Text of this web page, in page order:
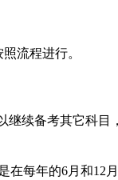
流程进行。
继续备考其它科
每年的6月和12月